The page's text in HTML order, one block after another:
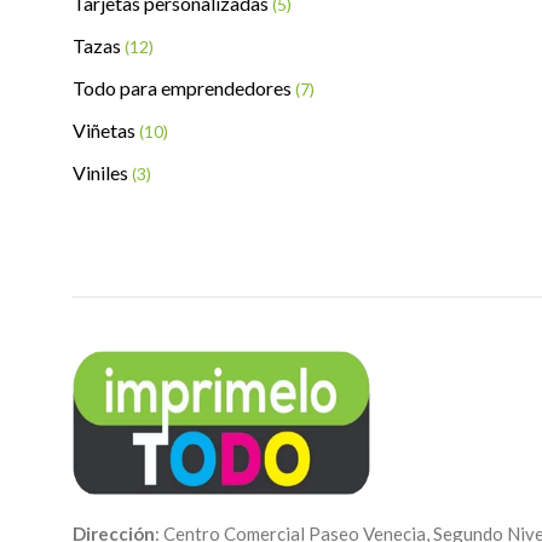
(5)
Tazas (12)
Todo para emprendedores (7)
Viñetas (10)
Viniles (3)
Dirección: Centro Comercial Paseo Venecia, Segundo